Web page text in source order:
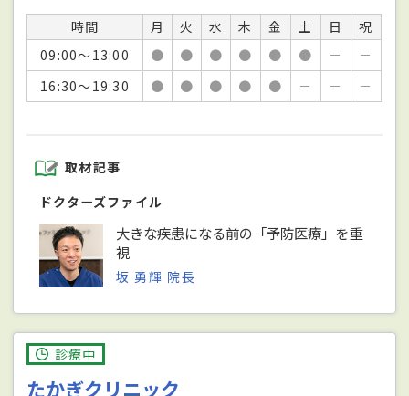
時間 月 火 水 木 金 土 日
祝
09:00～13:00
● ● ● ● ● ● －
－
16:30～19:30
● ● ● ● ● － － －
取材記事
ドクターズファイル
大きな疾患になる前の「予防医療」を重
視
坂 勇輝 院長
診療中
たかぎクリニック